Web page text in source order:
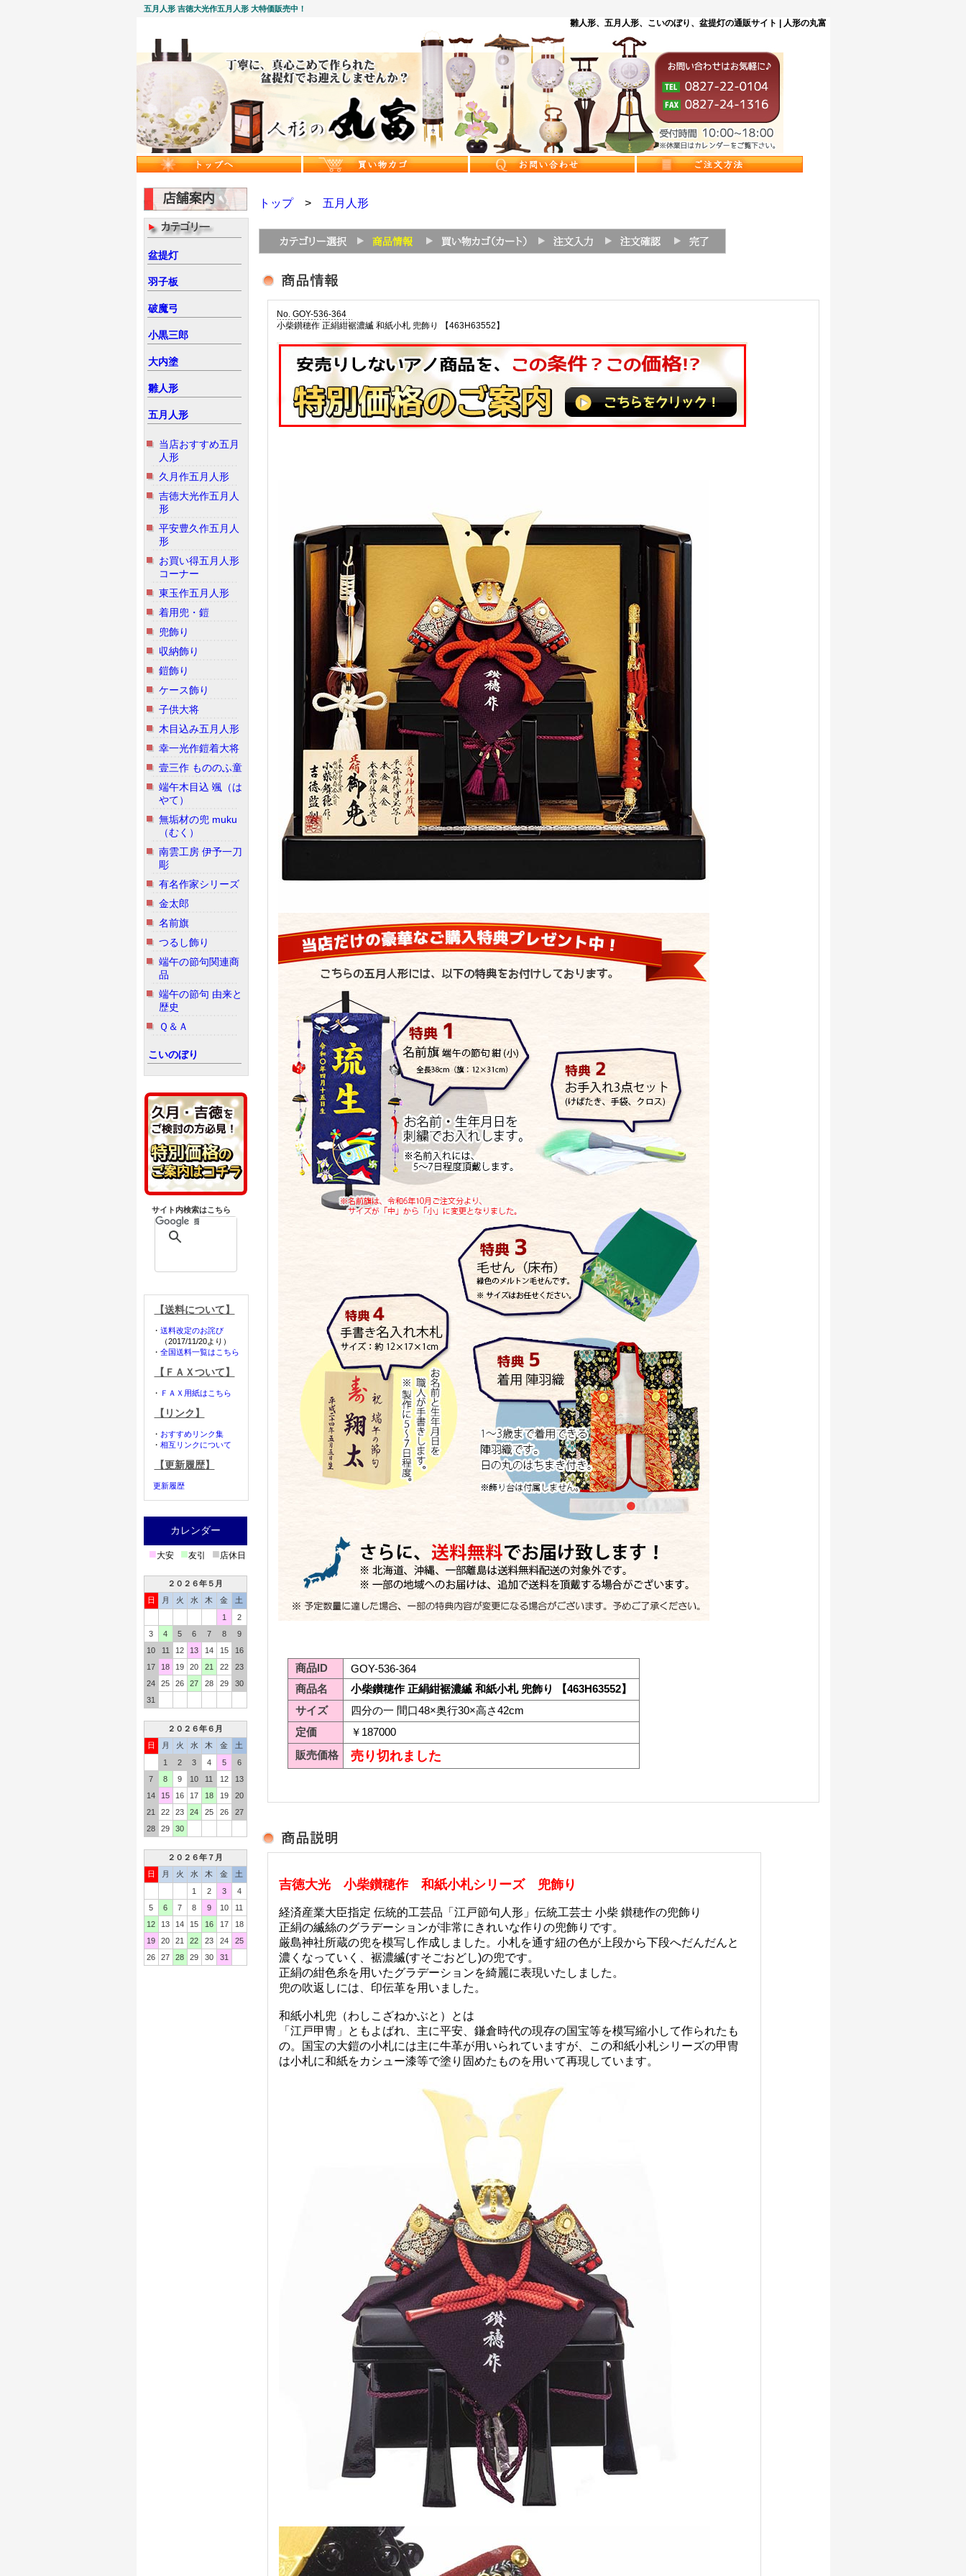
五月人形 吉徳大光作五月人形 大特価販売中！
雛人形、五月人形、こいのぼり、盆提灯の通販サイト | 人形の丸富
盆提灯
羽子板
破魔弓
小黒三郎
大内塗
雛人形
五月人形
当店おすすめ五月
人形
久月作五月人形
吉徳大光作五月人
形
平安豊久作五月人
形
お買い得五月人形
コーナー
東玉作五月人形
着用兜・鎧
兜飾り
収納飾り
鎧飾り
ケース飾り
子供大将
木目込み五月人形
幸一光作鎧着大将
壹三作 もののふ童
端午木目込 颯（は
やて）
無垢材の兜 muku
（むく）
南雲工房 伊予一刀
彫
有名作家シリーズ
金太郎
名前旗
つるし飾り
端午の節句関連商
品
端午の節句 由来と
歴史
Ｑ＆Ａ
こいのぼり
サイト内検索はこちら
【送料について】
・ 送料改定のお詫び
（2017/11/20より）
・ 全国送料一覧はこちら
【ＦＡＸついて】
・ ＦＡＸ用紙はこちら
【リンク】
・ おすすめリンク集
・ 相互リンクについて
【更新履歴】
更新履歴
カレンダー
■大安 ■友引 ■店休日
２０２６年５月
日
月 火 水 木 金
土
1
2
3
4 5 6 7 8
9
10
11 12 13 14 15
16
17
18 19 20 21 22
23
24
25 26 27 28 29
30
31
２０２６年６月
日
月 火 水 木 金
土
1
2 3 4 5
6
7
8 9 10 11 12
13
14
15 16 17 18 19
20
21
22 23 24 25 26
27
28
29 30
２０２６年７月
日
月 火 水 木 金
土
1
2 3
4
5
6 7 8 9 10
11
12
13 14 15 16 17
18
19
20 21 22 23 24
25
26
27 28 29 30 31
トップ> 五月人形
No. GOY-536-364
小柴鑚穂作 正絹紺裾濃縅 和紙小札 兜飾り 【463H63552】
商品ID
GOY-536-364
商品名
小柴鑚穂作 正絹紺裾濃縅 和紙小札 兜飾り 【463H63552】
サイズ
四分の一 間口48×奥行30×高さ42cm
定価
￥187000
販売価格
売り切れました
吉徳大光 小柴鑚穂作 和紙小札シリーズ 兜飾り
経済産業大臣指定 伝統的工芸品「江戸節句人形」伝統工芸士 小柴 鑚穂作の兜飾り
正絹の縅絲のグラデーションが非常にきれいな作りの兜飾りです。
厳島神社所蔵の兜を模写し作成しました。小札を通す紐の色が上段から下段へだんだんと
濃くなっていく、裾濃縅(すそごおどし)の兜です。
正絹の紺色糸を用いたグラデーションを綺麗に表現いたしました。
兜の吹返しには、印伝革を用いました。
和紙小札兜（わしこざねかぶと）とは
「江戸甲冑」ともよばれ、主に平安、鎌倉時代の現存の国宝等を模写縮小して作られたも
の。国宝の大鎧の小札には主に牛革が用いられていますが、この和紙小札シリーズの甲冑
は小札に和紙をカシュー漆等で塗り固めたものを用いて再現しています。